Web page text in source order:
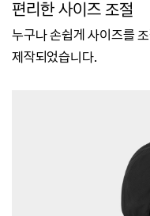
편리한 사이즈 조절
누구나 손쉽게 사이즈를
제작되었습니다.